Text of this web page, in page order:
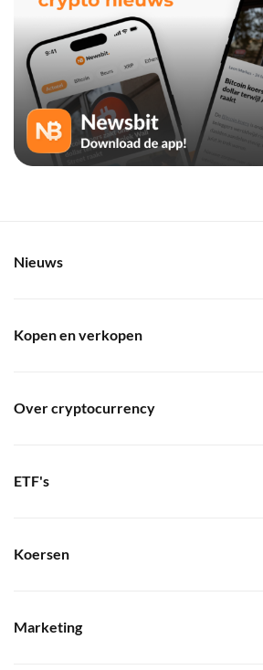
Nieuws
Kopen en verkopen
Over cryptocurrency
ETF's
Koersen
Marketing